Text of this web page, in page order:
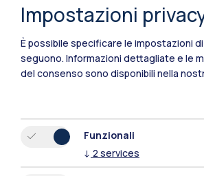
Impostazioni
È possibile specificare le impostazioni
seguono. Informazioni dettagliate e le
del consenso sono disponibili nella
Funzionali
↓ 2 services